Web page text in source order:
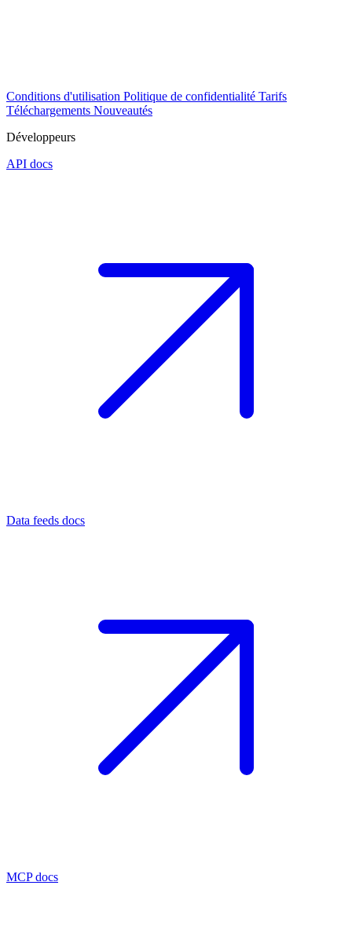
Conditions d'utilisation Politique de confidentialité Tarifs
Téléchargements Nouveautés
Développeurs
API docs
Data feeds docs
MCP docs